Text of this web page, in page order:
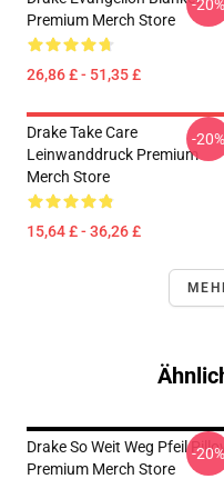
Premium Merch Store
26,86 £ - 51,35 £
-20%
Drake Take Care
Leinwanddruck Premium
Merch Store
15,64 £ - 36,26 £
-20%
Drake So Weit Weg Pfeil
Premium Merch Store
-20%